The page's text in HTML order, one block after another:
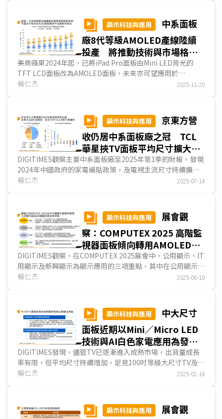
展重點，例如原僅用於電視用TFT LCD面板的低反射率表面
處理技術擴張至IT及車載應用；原僅用於手機、穿戴用
AMOLED面板的Hybrid架構、LTPO背板技術擴張至IT應用。
而在AR/VR用微型顯示器方面，包括LCoS、Micro OLED及
Micro LED業者皆致力改善面板輝度、解析度與色彩表現。
顯示科技與應用
中系面板
廠8代等級AMOLED產線陸續
投產 將推動技術與市場格局
轉變
美商蘋果2024年起，已將iPad Pro面板由Mini LED背光的
TFT LCD面板改為AMOLED面板，未來亦可望應用於
MacBook、iPad mini等產品，非蘋業者亦有機會跟進。
信諾則透過引進新興AMOLED生產技術設置8.6代產線，因
此，DIGITIMES預測，若不計WOLED、QD-OLED產能，
2027年中系AMOLED面板產能可望超越韓廠...
楊仁杰 2025-11-20
顯示科技與應用
京東方營
收仍居中系面板廠之冠 TCL
華星挾TV面板平均尺寸擴大獲
利後來居上
DIGITIMES觀察主要中系面板廠至2025年第1季的財報，發現
2024年中國政府的家電補貼政策，及電視主流尺寸持續擴
大，為中系面板廠獲利改善的主要原因....
楊仁杰 2025-07-14
顯示科技與應用
展會觀
察：COMPUTEX 2025 高階監
視器面板傾向轉用AMOLED
台廠固守新興顯示技術
DIGITIMES觀察，在COMPUTEX 2025展會中，公用顯示、IT
用顯示及新興顯示為顯示應用的三項重點，其中在公用顯示方
面，電子紙、Micro LED與透明顯示為三大亮點，...
楊仁杰 2025-06-10
顯示科技與應用
中大尺寸
面板近期以Mini／Micro LED
技術與AI白色家電應用為發展
重心
DIGITIMES發現，儘管TV已逐漸進入成熟市場，出貨量成長
率有限，但平均尺寸持續增加，足見100吋等級大尺寸TV及相
應的高畫質仍是大尺寸面板重要發展方向。其中，對色...
楊仁杰 2025-02-14
顯示科技與應用
展會觀